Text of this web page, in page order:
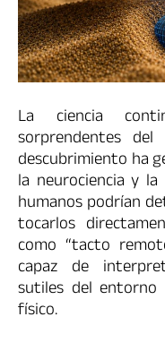
La ciencia
sorprendentes
descubrimiento ha
la neurociencia y
humanos podrían
tocarlos
como “tacto
capaz de
sutiles del
físico.